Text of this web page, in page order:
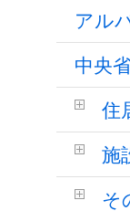
アル
中央
住
施
そ